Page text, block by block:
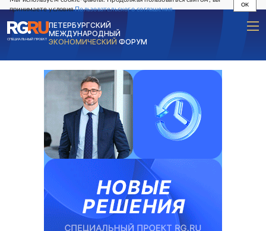
принимаете условияПользовательского соглашения
OK
СПЕЦИАЛЬНЫЙ ПРОЕКТ
ПЕТЕРБУРГСКИЙ
МЕЖДУНАРОДНЫЙ
ЭКОНОМИЧЕСКИЙ ФОРУМ